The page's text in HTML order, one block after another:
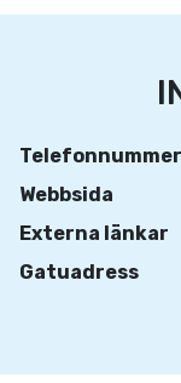
Telefonnummer
Webbsida
Externa länkar
Gatuadress